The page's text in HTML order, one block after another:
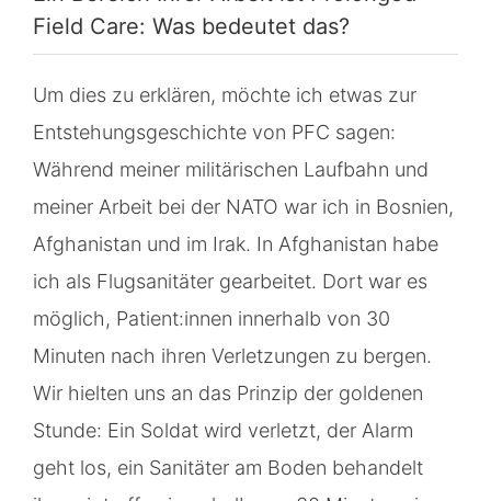
Field Care: Was bedeutet das?
Um dies zu erklären, möchte ich etwas zur
Entstehungsgeschichte von PFC sagen:
Während meiner militärischen Laufbahn und
meiner Arbeit bei der NATO war ich in Bosnien,
Afghanistan und im Irak. In Afghanistan habe
ich als Flugsanitäter gearbeitet. Dort war es
möglich, Patient:innen innerhalb von 30
Minuten nach ihren Verletzungen zu bergen.
Wir hielten uns an das Prinzip der goldenen
Stunde: Ein Soldat wird verletzt, der Alarm
geht los, ein Sanitäter am Boden behandelt